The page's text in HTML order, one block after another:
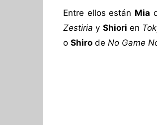
Entre ellos están Mia
Zestiria y Shiori en
o Shiro de No Game